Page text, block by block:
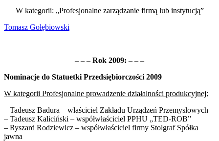
W kategorii: „Profesjonalne zarządzanie firmą lub instytucją”
Tomasz Gołębiowski
– – – Rok 2009: – – –
Nominacje do Statuetki Przedsiębiorczości 2009
W kategorii Profesjonalne prowadzenie działalności produkcyjnej:
– Tadeusz Badura – właściciel Zakładu Urządzeń Przemysłowych
– Tadeusz Kaliciński – współwłaściciel PPHU „TED-ROB”
– Ryszard Rodziewicz – współwłaściciel firmy Stolgraf Spółka
jawna